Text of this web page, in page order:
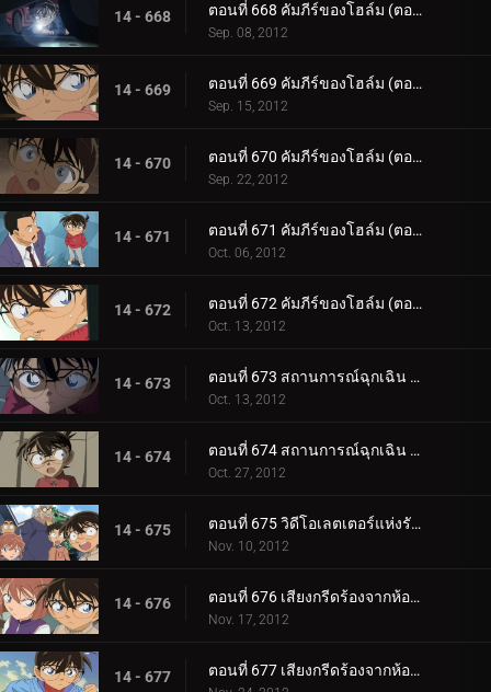
14 - 668 ตอนที่ 668 คัมภีร์ของโฮล์ม (ตอน 2)
Sep. 08, 2012
14 - 669 ตอนที่ 669 คัมภีร์ของโฮล์ม (ตอน 3)
Sep. 15, 2012
14 - 670 ตอนที่ 670 คัมภีร์ของโฮล์ม (ตอน 4)
Sep. 22, 2012
14 - 671 ตอนที่ 671 คัมภีร์ของโฮล์ม (ตอน 5)
Oct. 06, 2012
14 - 672 ตอนที่ 672 คัมภีร์ของโฮล์ม (ตอน 6)
Oct. 13, 2012
14 - 673 ตอนที่ 673 สถานการณ์ฉุกเฉิน 252 (ตอน 1)
Oct. 13, 2012
14 - 674 ตอนที่ 674 สถานการณ์ฉุกเฉิน 252 (ตอน 2)
Oct. 27, 2012
14 - 675 ตอนที่ 675 วิดีโอเลตเตอร์แห่งรักแรก
Nov. 10, 2012
14 - 676 ตอนที่ 676 เสียงกรีดร้องจากห้องผ่าตัด (ตอน 1)
Nov. 17, 2012
14 - 677 ตอนที่ 677 เสียงกรีดร้องจากห้องผ่าตัด (ตอน 2)